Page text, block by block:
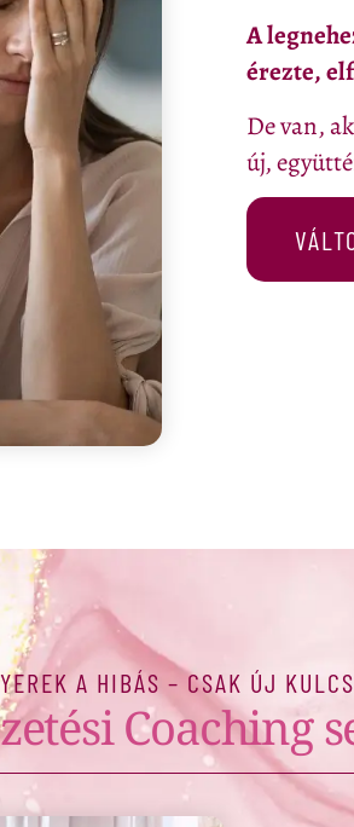
A
érezte,
De van,
új,
A HIBÁS – CSAK ÚJ
Coaching